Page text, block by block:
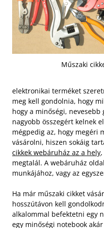
Műszaki
elektronikai terméket
meg kell gondolnia, hogy
hogy a minőségi,
nagyobb összegért kelnek
mégpedig az, hogy megéri
vásárolni, hiszen sokáig
cikkek webáruház az a hely
megtalál. A webáruház
munkájához, vagy az
Ha már műszaki cikket
hosszútávon kell
alkalommal befektetni egy
egy minőségi notebook